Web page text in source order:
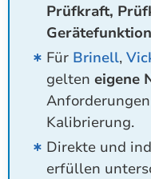
Prüfkraft,
Gerätefunktion
Für Brinell,
gelten eigene
Kalibrierung.
Direkte und
erfüllen